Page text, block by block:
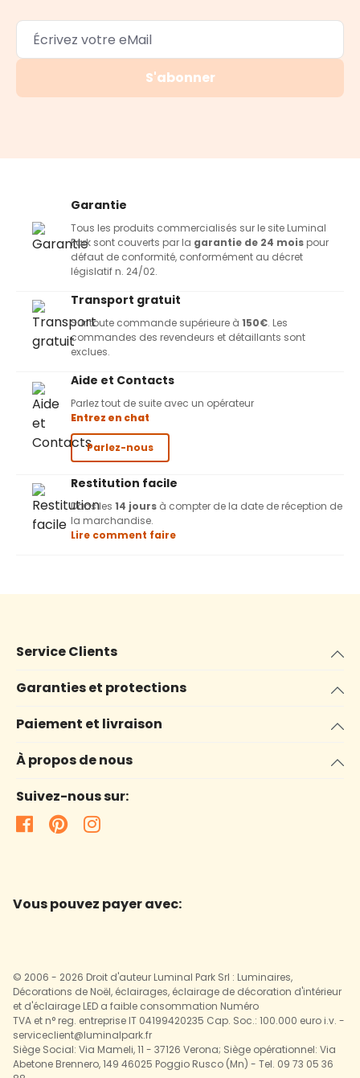
S'abonner
Garantie
Tous les produits commercialisés sur le site Luminal
Park sont couverts par la garantie de 24 mois pour
défaut de conformité, conformément au décret
législatif n. 24/02.
Transport gratuit
Sur toute commande supérieure à 150€. Les
commandes des revendeurs et détaillants sont
exclues.
Aide et Contacts
Parlez tout de suite avec un opérateur
Entrez en chat
Parlez-nous
Restitution facile
Dans les 14 jours à compter de la date de réception de
la marchandise.
Lire comment faire
Service Clients
Garanties et protections
Paiement et livraison
À propos de nous
Suivez-nous sur:
Vous pouvez payer avec:
© 2006 - 2026 Droit d'auteur Luminal Park Srl : Luminaires,
Décorations de Noël, éclairages, éclairage de décoration d'intérieur
et d'éclairage LED a faible consommation Numéro
TVA et n° reg. entreprise IT 04199420235 Cap. Soc.: 100.000 euro i.v. -
serviceclient@luminalpark.fr
Siège Social: Via Mameli, 11 - 37126 Verona; Siège opérationnel: Via
Abetone Brennero, 149 46025 Poggio Rusco (Mn) - Tel. 09 73 05 36